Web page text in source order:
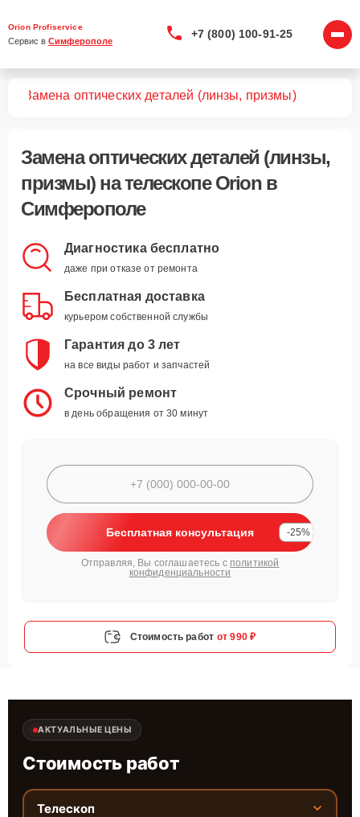
Orion Profiservice
Сервис в Симферополе
+7 (800) 100-91-25
Замена оптических деталей (линзы, призмы)
Замена оптических деталей (линзы,
призмы) на телескопе Orion в
Симферополе
Диагностика бесплатно
даже при отказе от ремонта
Бесплатная доставка
курьером собственной службы
Гарантия до 3 лет
на все виды работ и запчастей
Срочный ремонт
в день обращения от 30 минут
Бесплатная консультация -25%
Отправляя, Вы соглашаетесь с политикой
конфиденциальности
Стоимость работ от 990 ₽
АКТУАЛЬНЫЕ ЦЕНЫ
Стоимость работ
Телескоп